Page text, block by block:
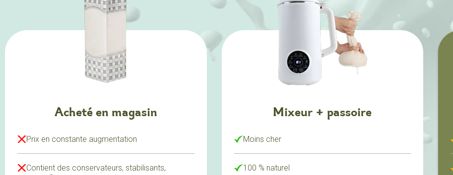
Acheté en magasin
Prix en constante augmentation
Contient des conservateurs, stabilisants,
Mixeur + passoire
Moins cher
100 % naturel